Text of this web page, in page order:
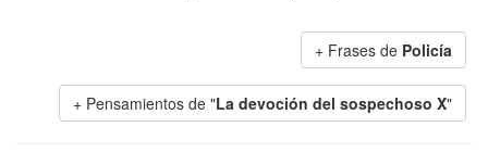
+ Frases de Policía
+ Pensamientos de "La devoción del sospechoso X"